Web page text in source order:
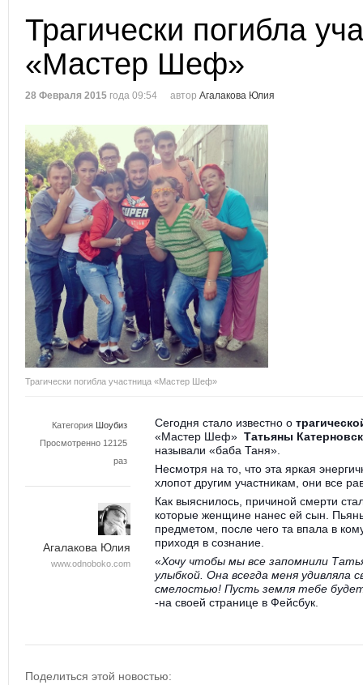
Трагически погибла
«Мастер Шеф»
28 Февраля 2015 года 09:54 автор Агалакова Юлия
Трагически погибла участница «Мастер Шеф»
Категория Шоубиз
Просмотренно 12125
раз
Агалакова Юлия
www.odnoboko.com
Сегодня стало известно о
«Мастер Шеф» Татьяны
называли «баба Таня».
Несмотря на то, что эта яркая
хлопот другим участникам, они все
Как выяснилось, причиной смерти
которые женщине нанес ей сын.
предметом, после чего та впала в
приходя в сознание.
«Хочу чтобы мы все запомнили
улыбкой. Она всегда меня
смелостью! Пусть земля тебе
-на своей странице в Фейсбук.
Поделиться этой новостью: